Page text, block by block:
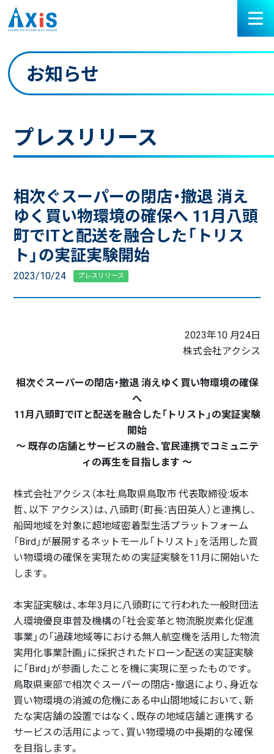
お知らせ
プレスリリース
相次ぐスーパーの閉店・撤退 消え
ゆく買い物環境の確保へ 11月八頭
町でITと配送を融合した「トリス
ト」の実証実験開始
2023/10/24 プレスリリース
2023年10 月24日
株式会社アクシス
相次ぐスーパーの閉店・撤退 消えゆく買い物環境の確保
へ
11月八頭町でITと配送を融合した「トリスト」の実証実験
開始
～ 既存の店舗とサービスの融合、官民連携でコミュニテ
ィの再生を目指します ～
株式会社アクシス（本社:鳥取県鳥取市 代表取締役:坂本
哲、以下 アクシス）は、八頭町（町長：吉田英人）と連携し、
船岡地域を対象に超地域密着型生活プラットフォーム
「Bird」が展開するネットモール「トリスト」を活用した買
い物環境の確保を実現ための実証実験を11月に開始いた
します。
本実証実験は、本年3月に八頭町にて行われた一般財団法
人環境優良車普及機構の「社会変革と物流脱炭素化促進
事業」の「過疎地域等における無人航空機を活用した物流
実用化事業計画」に採択されたドローン配送の実証実験
に「Bird」が参画したことを機に実現に至ったものです。
鳥取県東部で相次ぐスーパーの閉店・撤退により、身近な
買い物環境の消滅の危機にある中山間地域において、新
たな実店舗の設置ではなく、既存の地域店舗と連携する
サービスの活用によって、買い物環境の中長期的な確保
を目指します。